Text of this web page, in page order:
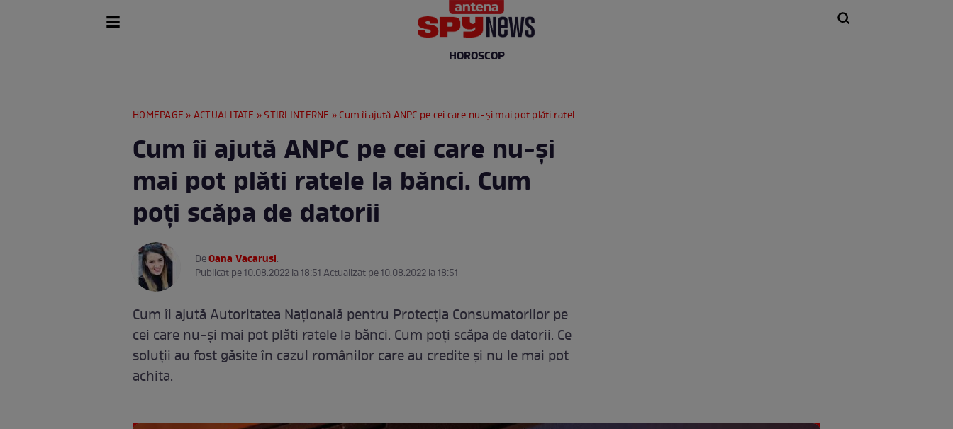
HOROSCOP
HOMEPAGE »ACTUALITATE »STIRI INTERNE » Cum îi ajută ANPC pe cei care nu-și mai pot plăti ratele la bănci. Cum poți scăpa de datorii
Cum îi ajută ANPC pe cei care nu-și
mai pot plăti ratele la bănci. Cum
poți scăpa de datorii
DeOana Vacarusi.
Publicat pe 10.08.2022 la 18:51 Actualizat pe 10.08.2022 la 18:51
Cum îi ajută Autoritatea Naţională pentru Protecţia Consumatorilor pe
cei care nu-și mai pot plăti ratele la bănci. Cum poți scăpa de datorii. Ce
soluţii au fost găsite în cazul românilor care au credite şi nu le mai pot
achita.